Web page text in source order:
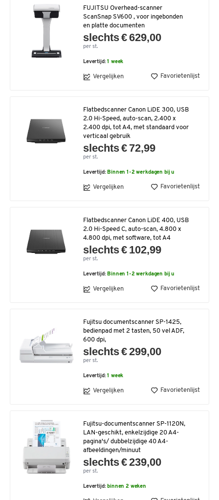
FUJITSU Overhead-scanner
ScanSnap SV600 , voor ingebonden
en platte documenten
slechts € 629,00
per st.
Levertijd:1 week
Vergelijken Favorietenlijst
Flatbedscanner Canon LiDE 300, USB
2.0 Hi-Speed, auto-scan, 2.400 x
2.400 dpi, tot A4, met standaard voor
verticaal gebruik
slechts € 72,99
per st.
Levertijd: Binnen 1-2 werkdagen bij u
Vergelijken Favorietenlijst
Flatbedscanner Canon LiDE 400, USB
2.0 Hi-Speed C, auto-scan, 4.800 x
4.800 dpi, met software, tot A4
slechts € 102,99
per st.
Levertijd: Binnen 1-2 werkdagen bij u
Vergelijken Favorietenlijst
Fujitsu documentscanner SP-1425,
bedienpad met 2 tasten, 50 vel ADF,
600 dpi,
slechts € 299,00
per st.
Levertijd:1 week
Vergelijken Favorietenlijst
Fujitsu-documentscanner SP-1120N,
LAN-geschikt, enkelzijdige 20 A4-
pagina's/ dubbelzijdige 40 A4-
afbeeldingen/minuut
slechts € 239,00
per st.
Levertijd: binnen 2 weken